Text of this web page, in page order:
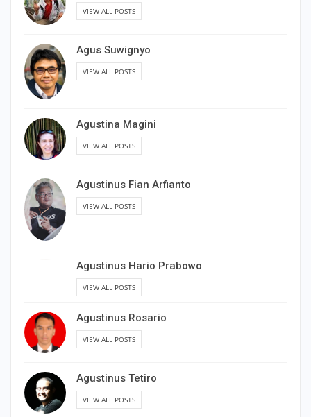
VIEW ALL POSTS
Agus Suwignyo
VIEW ALL POSTS
Agustina Magini
VIEW ALL POSTS
Agustinus Fian Arfianto
VIEW ALL POSTS
Agustinus Hario Prabowo
VIEW ALL POSTS
Agustinus Rosario
VIEW ALL POSTS
Agustinus Tetiro
VIEW ALL POSTS